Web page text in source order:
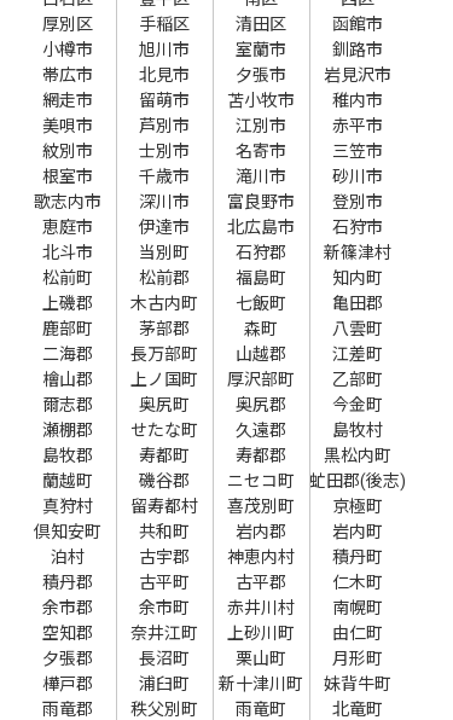
厚別区
手稲区 清田区
函館市
小樽市
旭川市 室蘭市
釧路市
帯広市
北見市 夕張市
岩見沢市
網走市
留萌市 苫小牧市
稚内市
美唄市
芦別市 江別市
赤平市
紋別市
士別市 名寄市
三笠市
根室市
千歳市 滝川市
砂川市
歌志内市
深川市 富良野市
登別市
恵庭市
伊達市 北広島市
石狩市
北斗市
当別町 石狩郡
新篠津村
松前町
松前郡 福島町
知内町
上磯郡
木古内町 七飯町
亀田郡
鹿部町
茅部郡 森町
八雲町
二海郡
長万部町 山越郡
江差町
檜山郡
上ノ国町 厚沢部町
乙部町
爾志郡
奥尻町 奥尻郡
今金町
瀬棚郡
せたな町 久遠郡
島牧村
島牧郡
寿都町 寿都郡
黒松内町
蘭越町
磯谷郡 ニセコ町
虻田郡(後志)
真狩村
留寿都村 喜茂別町
京極町
倶知安町
共和町 岩内郡
岩内町
泊村
古宇郡 神恵内村
積丹町
積丹郡
古平町 古平郡
仁木町
余市郡
余市町 赤井川村
南幌町
空知郡
奈井江町 上砂川町
由仁町
夕張郡
長沼町 栗山町
月形町
樺戸郡
浦臼町 新十津川町
妹背牛町
雨竜郡
秩父別町 雨竜町
北竜町